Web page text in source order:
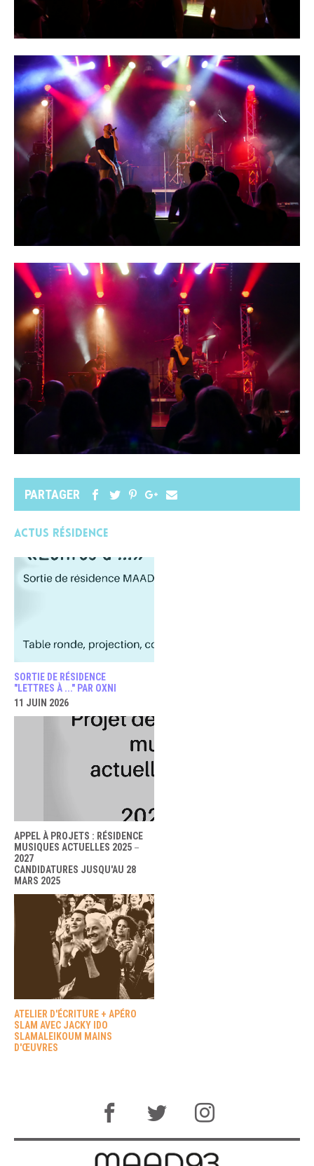
PARTAGER
Actus Résidence
SORTIE DE RÉSIDENCE
"LETTRES À ..." PAR OXNI
11 JUIN 2026
APPEL À PROJETS : RÉSIDENCE
MUSIQUES ACTUELLES 2025－
2027
CANDIDATURES JUSQU'AU 28
MARS 2025
ATELIER D'ÉCRITURE + APÉRO
SLAM AVEC JACKY IDO
SLAMALEIKOUM MAINS
D'ŒUVRES